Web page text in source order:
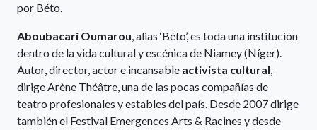
por Béto.
Aboubacari Oumarou, alias ‘Béto’, es toda una institución
dentro de la vida cultural y escénica de Niamey (Níger).
Autor, director, actor e incansable activista cultural,
dirige Arène Théâtre, una de las pocas compañías de
teatro profesionales y estables del país. Desde 2007 dirige
también el Festival Emergences Arts & Racines y desde